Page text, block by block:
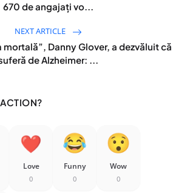
670 de angajaţi vo...
NEXT ARTICLE
mortală”, Danny Glover, a dezvăluit că
de Alzheimer: ...
Love
0
Funny
0
Wow
0